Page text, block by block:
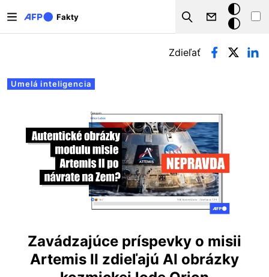
Fakty
Search
Tmavý
režim
Primárne karty
Umelá inteligencia
Zdieľať
Zavádzajúce príspevky o misii
Artemis II zdieľajú AI obrázky